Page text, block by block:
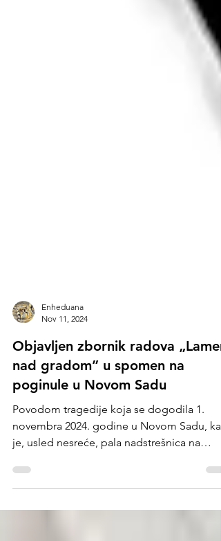
Nov 11, 2024
Objavljen zbornik radova
nad gradom” u spomen na
poginule u Novom Sadu
Povodom tragedije koja se dogodila 1.
novembra 2024. godine u Novom Sadu,
je, usled nesreće, pala nadstrešnica na